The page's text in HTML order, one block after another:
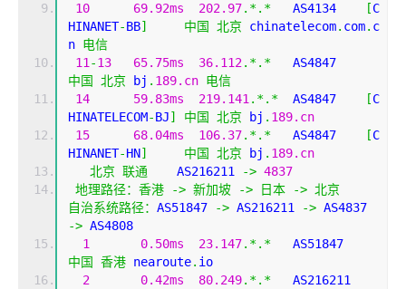
10
69.92ms 202.97.*.*
   AS4134
[C
HINANET-BB] 中国 北京 chinatelecom. com. c
n 电信
11 -13 65.75ms 36.112.*.*
中国
北京 bj . 189.cn 电信
14
59.83ms 219.141 .*.*
  AS4847
[C
HINATELECOM-BJ] 中国 北京 bj . 189.cn
15
68.04ms 106.37.*.*
   AS4847
[C
HINANET-HN] 中国 北京 bj . 189.cn
北京 联通
    AS216211
-> 4837
地理路径：香港
-> 新加坡 -> 日本 -> 北京
自治系统路径： AS51847 -> AS216211 ->
-> AS4808
1
0.50ms 23.147.*.*
中国
香港 nearoute. io
2
0.42ms 80.249.*.*